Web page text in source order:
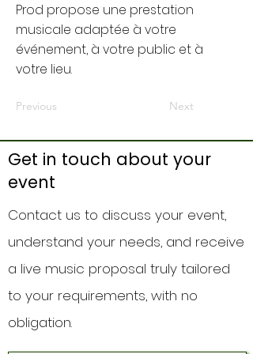
Prod propose une prestation
musicale adaptée à votre
événement, à votre public et à
votre lieu.
Previous Next
Get in touch about your
event
Contact us to discuss your event,
understand your needs, and receive
a live music proposal truly tailored
to your requirements, with no
obligation.